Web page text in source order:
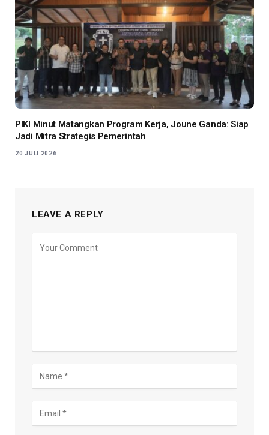
PIKI Minut Matangkan Program Kerja, Joune Ganda: Siap
Jadi Mitra Strategis Pemerintah
20 JULI 2026
LEAVE A REPLY